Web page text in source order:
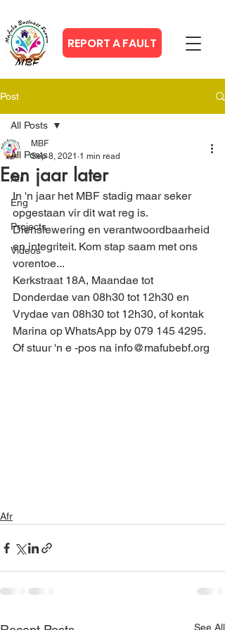
REPORT A FAULT
Post
All Posts
Afr
Eng
Projects
Videos
All Posts
Een jaar later
MBF
Sep 8, 2021 1 min read
In 'n jaar het MBF stadig maar seker
opgestaan vir dit wat reg is.
Dienslewering en verantwoordbaarheid
en integriteit. Kom stap saam met ons
vorentoe...
Kerkstraat 18A, Maandae tot
Donderdae van 08h30 tot 12h30 en
Vrydae van 08h30 tot 12h30, of kontak
Marina op WhatsApp by 079 145 4295.
Of stuur 'n e -pos na info@mafubebf.org
Afr
See All